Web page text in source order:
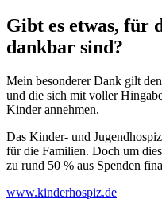
Gibt es etwas, für
dankbar sind?
Mein besonderer Dank gilt
und die sich mit voller
Kinder annehmen.
Das Kinder- und
für die Familien. Doch um
zu rund 50 % aus Spenden
www.kinderhospiz.de